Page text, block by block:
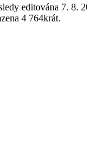
editována 7. 8.
4 764krát.